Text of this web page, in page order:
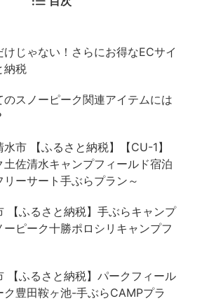
じゃない！さらにお得なECサイ
納税
のスノーピーク関連アイテムには
市 【ふるさと納税】【CU-1】
土佐清水キャンプフィールド宿泊
リーサート手ぶらプラン～
【ふるさと納税】手ぶらキャンプ
ーピーク十勝ポロシリキャンプフ
【ふるさと納税】パークフィール
ク豊田鞍ヶ池-手ぶらCAMPプラ